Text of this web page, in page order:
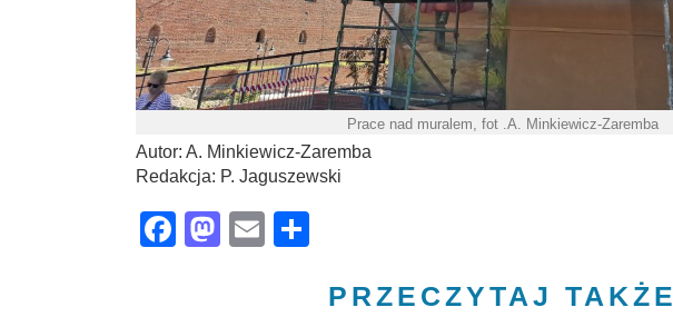
Prace nad muralem, fot .A. Minkiewicz-Zaremba
Autor: A. Minkiewicz-Zaremba
Redakcja: P. Jaguszewski
Facebook
Mastodon
Email
PRZECZYTAJ TAKŻE